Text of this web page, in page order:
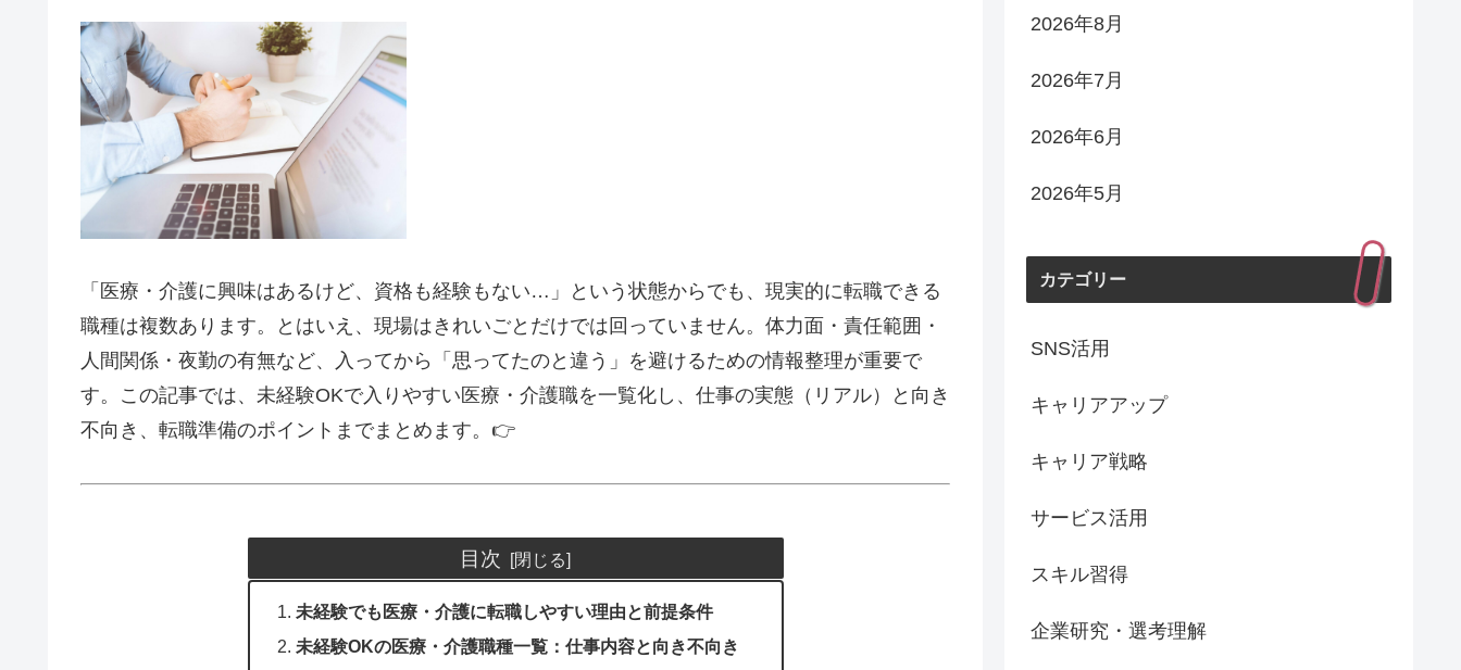
「医療・介護に興味はあるけど、資格も経験もない…」という状態からでも、現実的に転職できる
職種は複数あります。とはいえ、現場はきれいごとだけでは回っていません。体力面・責任範囲・
人間関係・夜勤の有無など、入ってから「思ってたのと違う」を避けるための情報整理が重要で
す。この記事では、未経験OKで入りやすい医療・介護職を一覧化し、仕事の実態（リアル）と向き
不向き、転職準備のポイントまでまとめます。👉
目次
未経験でも医療・介護に転職しやすい理由と前提条件
未経験OKの医療・介護職種一覧：仕事内容と向き不向き
2026年8月
2026年7月
2026年6月
2026年5月
カテゴリー
SNS活用
キャリアアップ
キャリア戦略
サービス活用
スキル習得
企業研究・選考理解